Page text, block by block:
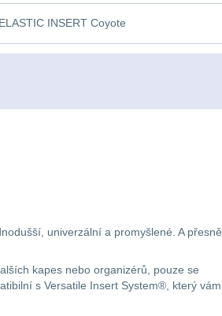
INSERT Coyote
univerzální a promyšlené. A přesně
kapes nebo organizérů, pouze se
s Versatile Insert System®, který vám